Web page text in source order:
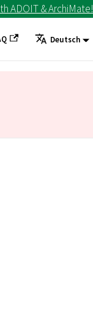
ADOIT & ArchiMate!
Deutsch